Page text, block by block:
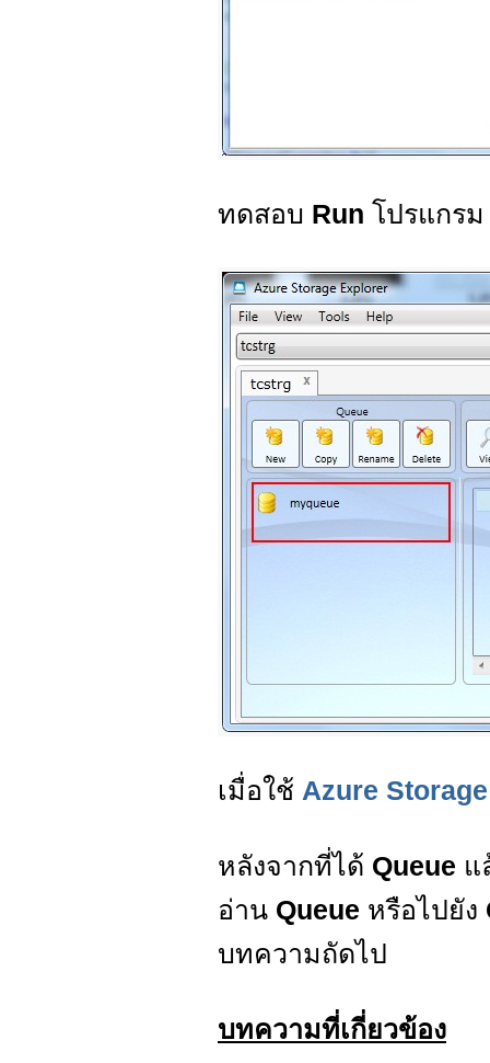
ทดสอบ Run โปรแกรม
เมื่อใช้ Azure
หลังจากที่ได้ Queue แ
อ่าน Queue หรือไปยัง
บทความถัดไป
บทความที่เกี่ยวข้อง